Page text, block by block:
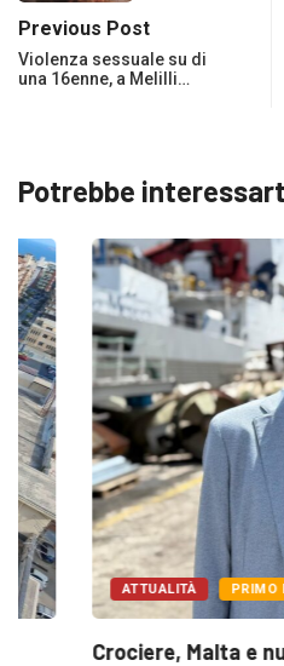
Previous Post
Violenza sessuale su di
una 16enne, a Melilli…
Potrebbe
ATTUALITÀ PRIMO PIANO
Crociere, Malta e nuovo